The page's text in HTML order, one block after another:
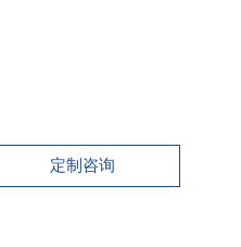
定制咨询